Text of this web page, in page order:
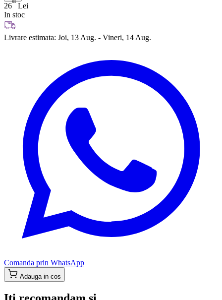
2683 Lei
In stoc
Livrare estimata: Joi, 13 Aug. - Vineri, 14 Aug.
Comanda prin WhatsApp
Adauga in cos